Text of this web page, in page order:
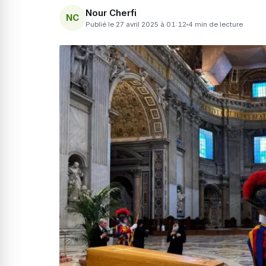
NC Nour Cherfi
Publié le 27 avril 2025 à 01:12 4 min de lecture